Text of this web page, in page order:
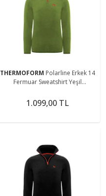
THERMOFORM Polarline Erkek 14
Fermuar Sweatshirt Yeşil
1.099,00 TL